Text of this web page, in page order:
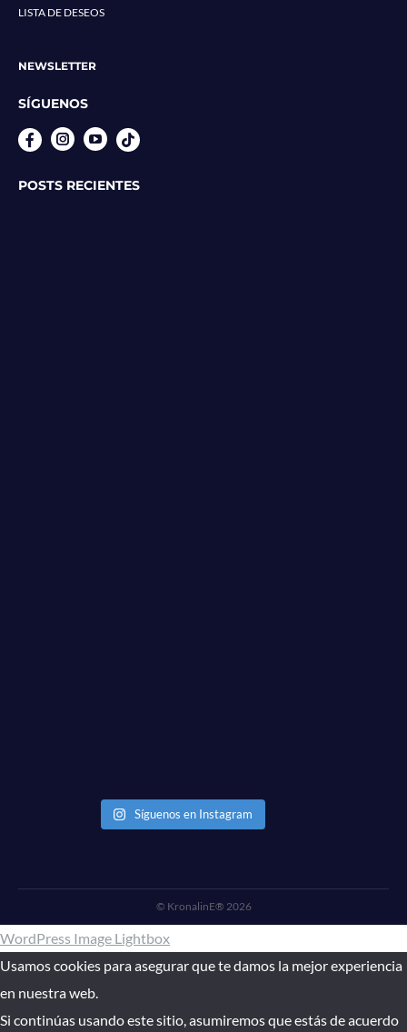
LISTA DE DESEOS
NEWSLETTER
SÍGUENOS
InstagramYouTube
POSTS RECIENTES
Síguenos en Instagram
© KronalinE® 2026
WordPress Image Lightbox
Usamos cookies para asegurar que te damos la mejor experiencia
en nuestra web.
Si continúas usando este sitio, asumiremos que estás de acuerdo